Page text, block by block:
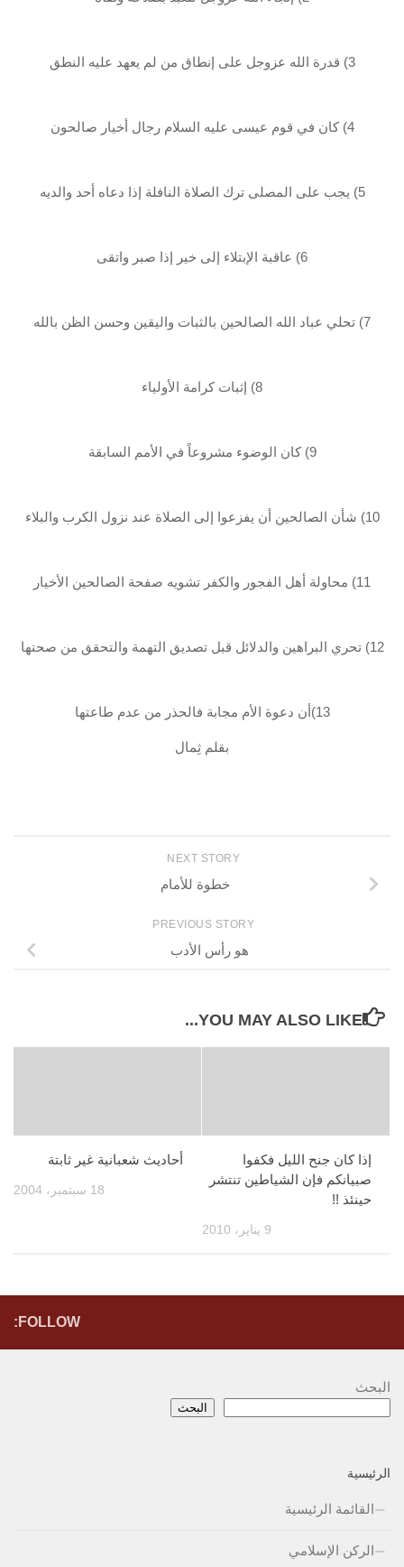
3) قدرة الله عزوجل على إنطاق من لم يعهد عليه النطق
4) كان في قوم عيسى عليه السلام رجال أخيار صالحون
5) يجب على المصلى ترك الصلاة النافلة إذا دعاه أحد والديه
6) عاقبة الإبتلاء إلى خير إذا صبر واتقى
7) تحلي عباد الله الصالحين بالثبات واليقين وحسن الظن بالله
8) إثبات كرامة الأولياء
9) كان الوضوء مشروعاً في الأمم السابقة
10) شأن الصالحين أن يفزعوا إلى الصلاة عند نزول الكرب والبلاء
11) محاولة أهل الفجور والكفر تشويه صفحة الصالحين الأخيار
12) تحري البراهين والدلائل قبل تصديق التهمة والتحقق من صحتها
13)أن دعوة الأم مجابة فالحذر من عدم طاعتها
بقلم ثِمال
NEXT STORY
خطوة للأمام
PREVIOUS STORY
هو رأس الأدب
YOU MAY ALSO LIKE...
أحاديث شعبانية غير ثابتة
18 سبتمبر، 2004
إذا كان جنح الليل فكفوا
صبيانكم فإن الشياطين تنتشر
حينئذ !!
9 يناير، 2010
FOLLOW:
البحث
البحث
الرئيسية
القائمة الرئيسية
الركن الإسلامي